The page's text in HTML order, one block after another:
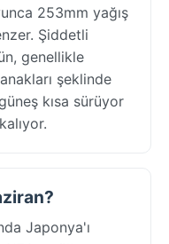
253mm yağış
Şiddetli
genellikle
şeklinde
kısa sürüyor
Japonya'ı